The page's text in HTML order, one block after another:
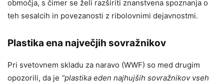
območja, s čimer se želi razširiti znanstvena spoznanja o
teh sesalcih in povezanosti z ribolovnimi dejavnostmi.
Plastika ena največjih sovražnikov
Pri svetovnem skladu za naravo (WWF) so med drugim
opozorili, da je “plastika eden najhujših sovražnikov vseh